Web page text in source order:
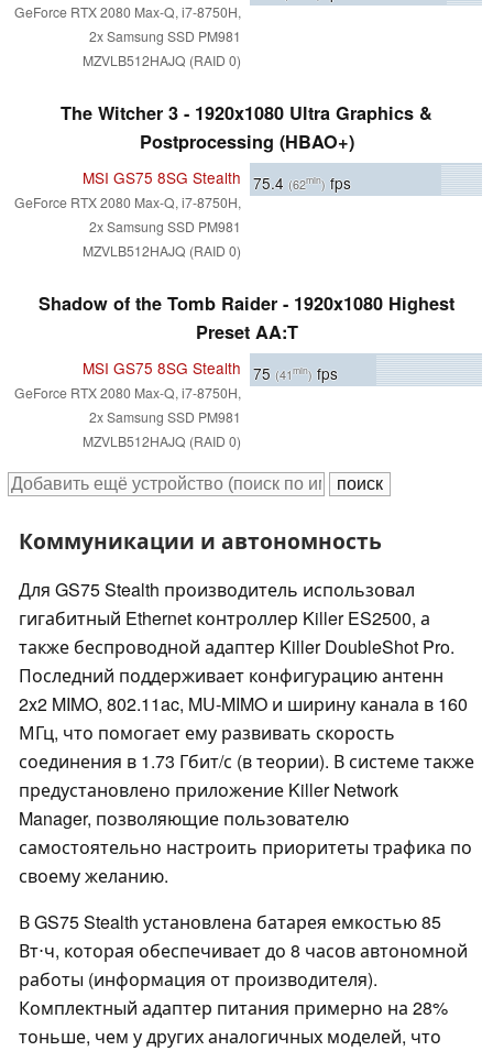
GeForce RTX 2080 Max-Q, i7-8750H,
2x Samsung SSD PM981
MZVLB512HAJQ (RAID 0)
The Witcher 3 - 1920x1080 Ultra Graphics &
Postprocessing (HBAO+)
MSI GS75 8SG Stealth
GeForce RTX 2080 Max-Q, i7-8750H,
2x Samsung SSD PM981
MZVLB512HAJQ (RAID 0)
75.4 (62min) fps
Shadow of the Tomb Raider - 1920x1080 Highest
Preset AA:T
MSI GS75 8SG Stealth
GeForce RTX 2080 Max-Q, i7-8750H,
2x Samsung SSD PM981
MZVLB512HAJQ (RAID 0)
75 (41min) fps
Коммуникации и автономность
Для GS75 Stealth производитель использовал
гигабитный Ethernet контроллер Killer ES2500, а
также беспроводной адаптер Killer DoubleShot Pro.
Последний поддерживает конфигурацию антенн
2x2 MIMO, 802.11ac, MU-MIMO и ширину канала в 160
МГц, что помогает ему развивать скорость
соединения в 1.73 Гбит/с (в теории). В системе также
предустановлено приложение Killer Network
Manager, позволяющие пользователю
самостоятельно настроить приоритеты трафика по
своему желанию.
В GS75 Stealth установлена батарея емкостью 85
Вт⋅ч, которая обеспечивает до 8 часов автономной
работы (информация от производителя).
Комплектный адаптер питания примерно на 28%
тоньше, чем у других аналогичных моделей, что